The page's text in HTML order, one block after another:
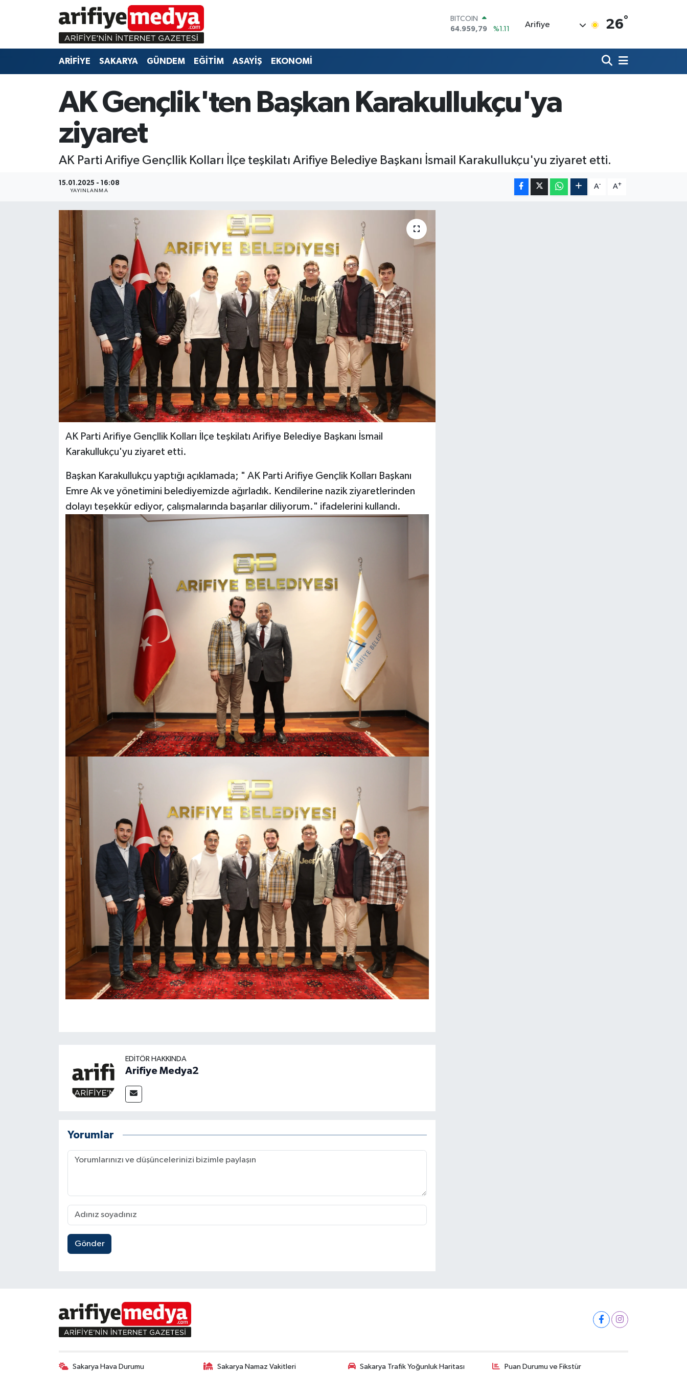
DOLAR
47,7436
%0.18
55,2510
%0.32
6660.55
13.779
%-14
Arifiye 26°
ARİFİYE SAKARYA GÜNDEM EĞİTİM ASAYİŞ EKONOMİ
AK Gençlik'ten Başkan Karakullukçu'ya
ziyaret
AK Parti Arifiye Gençllik Kolları İlçe teşkilatı Arifiye Belediye Başkanı İsmail Karakullukçu'yu ziyaret etti.
15.01.2025 - 16:08
YAYINLANMA
A- A+
AK Parti Arifiye Gençllik Kolları İlçe teşkilatı Arifiye Belediye Başkanı İsmail
Karakullukçu'yu ziyaret etti.
Başkan Karakullukçu yaptığı açıklamada; " AK Parti Arifiye Gençlik Kolları Başkanı
Emre Ak ve yönetimini belediyemizde ağırladık. Kendilerine nazik ziyaretlerinden
dolayı teşekkür ediyor, çalışmalarında başarılar diliyorum." ifadelerini kullandı.
EDITÖR HAKKINDA
Arifiye Medya2
Yorumlar
Gönder
Sakarya Hava Durumu Sakarya Namaz Vakitleri Sakarya Trafik Yoğunluk Haritası Puan Durumu ve Fikstür
SAKARYA
GÜNDEM
GÜNDEM
Sakarya Hava Durumu
Sakarya Namaz Vakitleri
Sakarya Trafik Yoğunluk Haritası
Süper Lig Puan Durumu ve Fikstür
Tüm Manşetler
Haber Arşivi